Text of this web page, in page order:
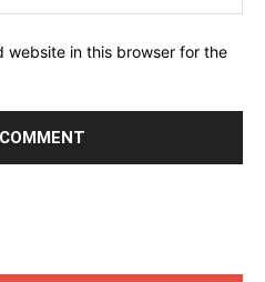
website in this browser for the